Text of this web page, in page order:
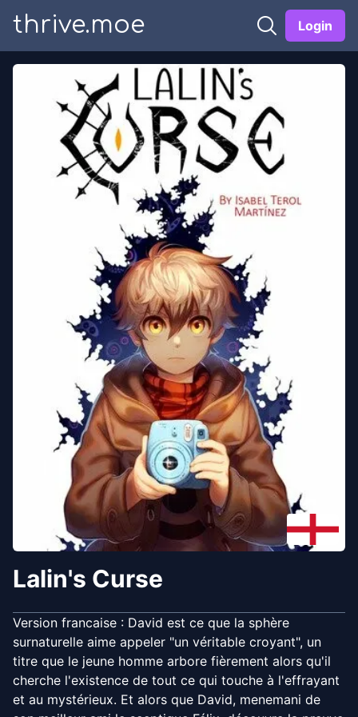
thrive.moe Login
Lalin's Curse
Version francaise : David est ce que la sphère
surnaturelle aime appeler "un véritable croyant", un
titre que le jeune homme arbore fièrement alors qu'il
cherche l'existence de tout ce qui touche à l'effrayant
et au mystérieux. Et alors que David, menemani de